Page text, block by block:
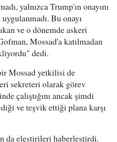
yalnızca Trump'ın onayını
Bu onayı
ve o dönemde askeri
Mossad'a katılmadan
dedi.
Mossad yetkilisi de
sekreteri olarak görev
çalıştığını ancak şimdi
ve teşvik ettiği plana karşı
da eleştirileri haberleştirdi.